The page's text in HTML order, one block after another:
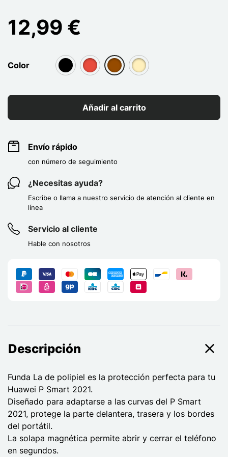
12,99 €
Color
group[3]group[3]group[3]group[3]
Añadir al carrito
Envío rápido
con número de seguimiento
¿Necesitas ayuda?
Escribe o llama a nuestro servicio de atención al cliente en
línea
Servicio al cliente
Hable con nosotros
Descripción
Funda La de polipiel es la protección perfecta para tu
Huawei P Smart 2021.
Diseñado para adaptarse a las curvas del P Smart
2021, protege la parte delantera, trasera y los bordes
del portátil.
La solapa magnética permite abrir y cerrar el teléfono
en segundos.